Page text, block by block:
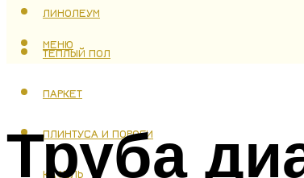
ЛИНОЛЕУМ
ТЕПЛЫЙ ПОЛ
ПАРКЕТ
ПЛИНТУСА И ПОРОГИ
КАФЕЛЬ
МЕНЮ
Труба